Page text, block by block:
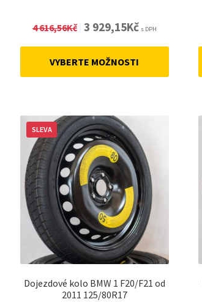
4 616,56Kč
Original
4
616,56Kč.
3 929,15KčCurrent
929,15Kč.
s DPH
VYBERTE MOŽNOSTI
Dojezdové kolo BMW 1 F20/F21 od
2011 125/80R17
SLEVA